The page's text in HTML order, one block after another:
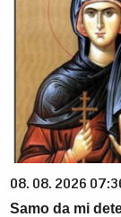
08. 08. 2026
Samo da mi